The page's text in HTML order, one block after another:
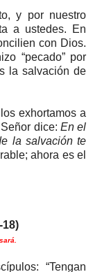
y por nuestro
a ustedes. En
con Dios.
“pecado” por
la salvación de
exhortamos a
dice: En el
la salvación te
ahora es el
18)
“Tengan